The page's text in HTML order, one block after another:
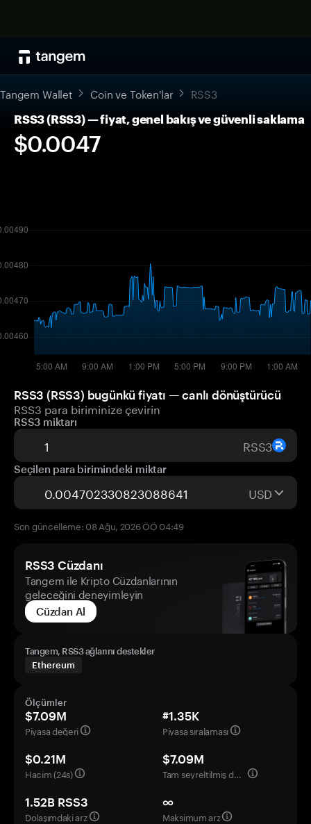
Tangem Wallet Coin ve Token'lar RSS3
RSS3 (RSS3) — fiyat, genel bakış ve güvenli saklama
$0.0047
RSS3 (RSS3) bugünkü fiyatı — canlı dönüştürücü
RSS3 para biriminize çevirin
RSS3 miktarı
RSS3
Seçilen para birimindeki miktar
USD
Son güncelleme: 08 Ağu, 2026 ÖÖ 04:49
RSS3 Cüzdanı
Tangem ile Kripto Cüzdanlarının
geleceğini deneyimleyin
Cüzdan Al
Tangem, RSS3 ağlarını destekler
Ethereum
Ölçümler
$7.09M
Piyasa değeri
#1.35K
Piyasa sıralaması
$0.21M
Hacim (24s)
$7.09M
Tam seyreltilmiş değerleme
1.52B RSS3
Dolaşımdaki arz
∞
Maksimum arz